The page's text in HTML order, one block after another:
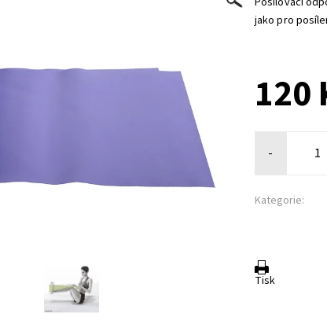
jako pro
120
-
Kategorie:
Tisk